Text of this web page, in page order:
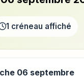
1 créneau affiché
06 septembre